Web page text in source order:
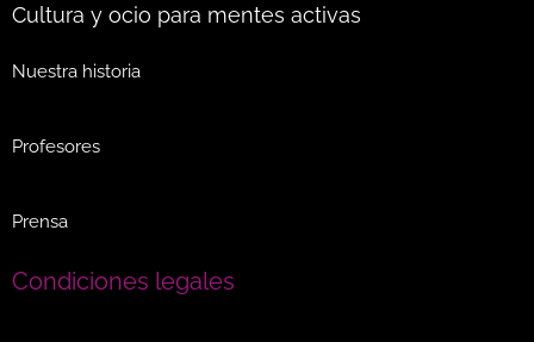
Cultura y ocio para mentes activas
Nuestra historia
Profesores
Prensa
Condiciones legales